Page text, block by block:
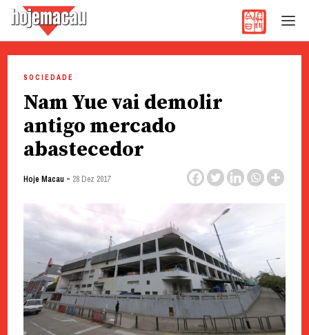
content
SOCIEDADE
Nam Yue vai demolir
antigo mercado
abastecedor
Hoje Macau - 28 Dez 2017